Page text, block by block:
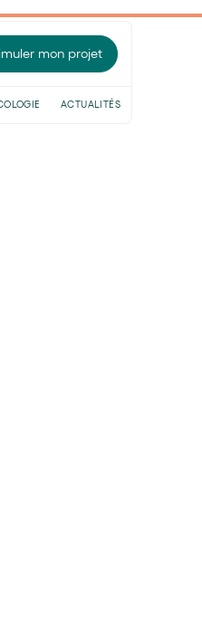
mon projet
ACTUALITÉS